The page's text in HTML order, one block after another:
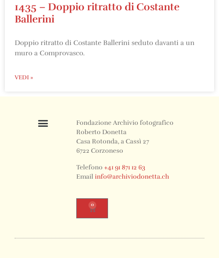
1435 – Doppio ritratto di Costante
Ballerini
Doppio ritratto di Costante Ballerini seduto davanti a un
muro a Comprovasco.
VEDI »
Fondazione Archivio fotografico
Roberto Donetta
Casa Rotonda, a Cassì 27
6722 Corzoneso
Telefono+41 91 871 12 63
Emailinfo@archiviodonetta.ch
0